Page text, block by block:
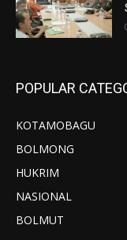
POPULAR
KOTAMOBAGU
BOLMONG
HUKRIM
NASIONAL
BOLMUT